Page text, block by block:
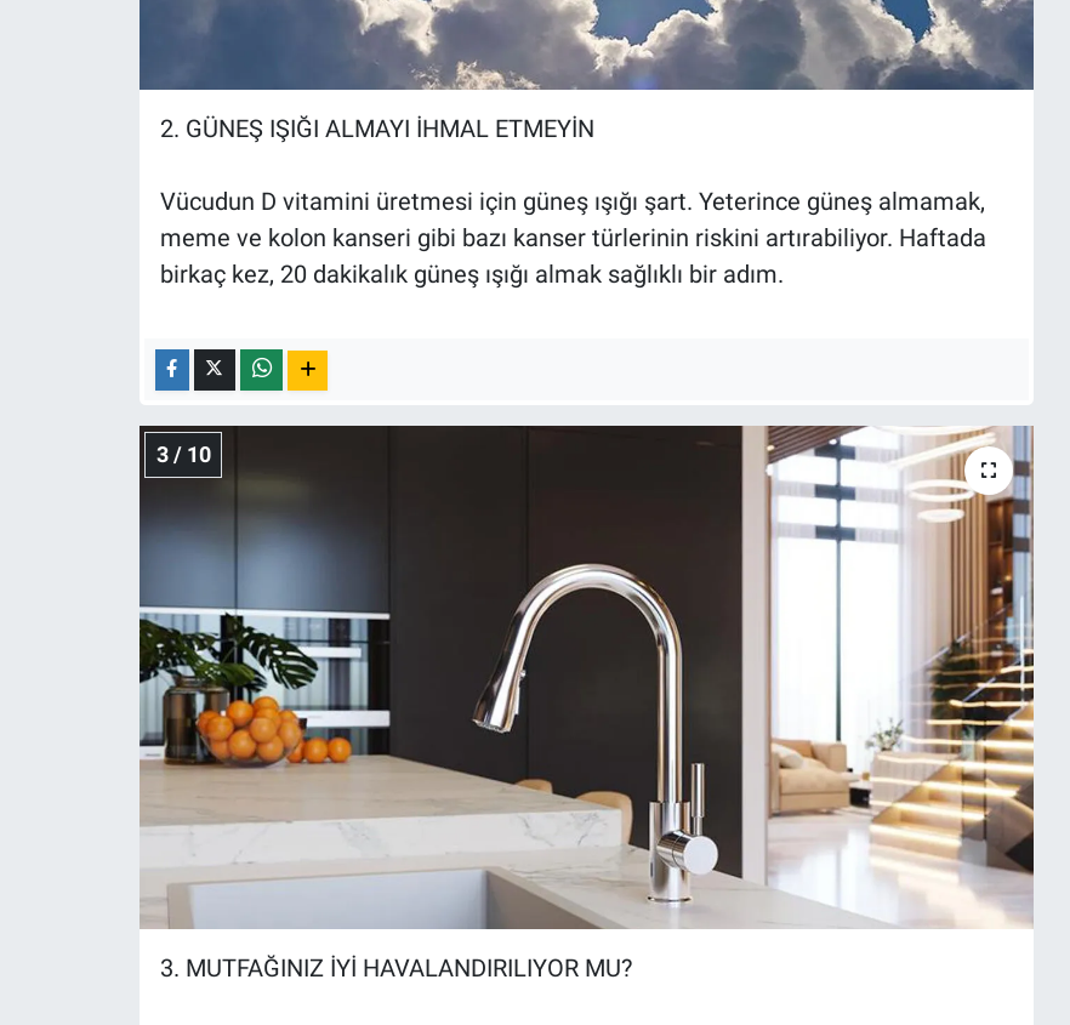
2. GÜNEŞ IŞIĞI ALMAYI İHMAL ETMEYİN
Vücudun D vitamini üretmesi için güneş ışığı şart. Yeterince güneş almamak,
meme ve kolon kanseri gibi bazı kanser türlerinin riskini artırabiliyor. Haftada
birkaç kez, 20 dakikalık güneş ışığı almak sağlıklı bir adım.
3 / 10
3. MUTFAĞINIZ İYİ HAVALANDIRILIYOR MU?